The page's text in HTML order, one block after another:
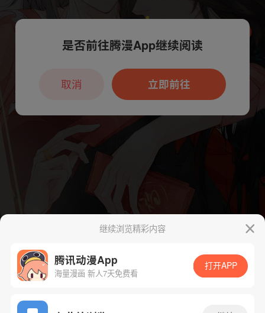
App免费看
继续浏览精彩内容
腾讯动漫App
海量漫画 新人7天免费看
打开APP
本章节仅支持App阅读，可打开App新用
户7天免费看
是否前往腾漫App继续阅读
立即前往
取消